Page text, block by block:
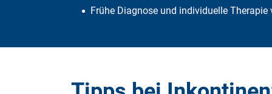
Frühe Dia­gnose und in­di­vi­du­elle